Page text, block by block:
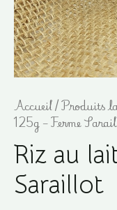
Accueil/Produits
125g – Ferme
Riz au
Saraillot